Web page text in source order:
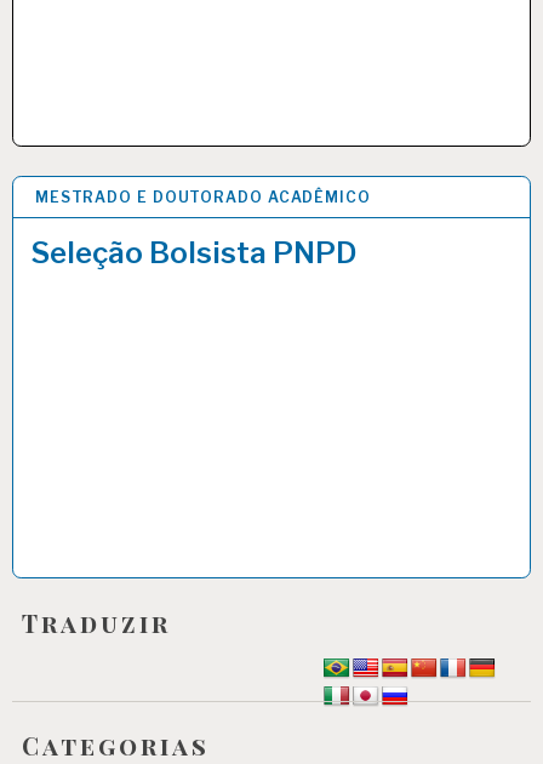
MESTRADO E DOUTORADO ACADÊMICO
Seleção Bolsista PNPD
9 MAR 2020
Traduzir
Categorias